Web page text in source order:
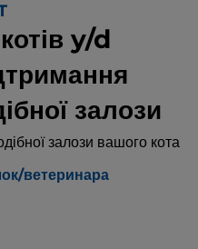
y/d
залози
залози вашого кота
ветеринара